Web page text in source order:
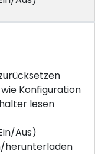
Konfiguration
lesen
Aus)
herunterladen